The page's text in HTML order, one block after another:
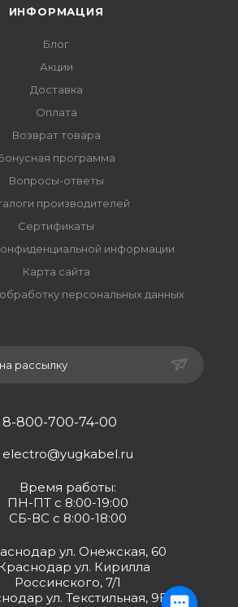
ИНФОРМАЦИЯ
Блог
Акции
Доставка
Оплата
Возврат товара
программа
Вопросы-ответы
производителей
Сертификаты
информации
Карта сайта
персональных данных
рассылку
8-800-700-74-00
electro@yugkabel.ru
Время работы:
ПН-ПТ с 8:00-19:00
СБ-ВС с 8:00-18:00
ул. Онежская, 60
ул. Кирилла
Россинского, 7/1
ул. Текстильная, 9Б 2